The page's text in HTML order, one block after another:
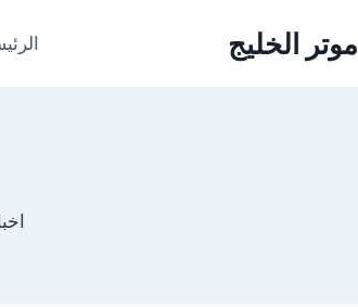
موتر الخليج